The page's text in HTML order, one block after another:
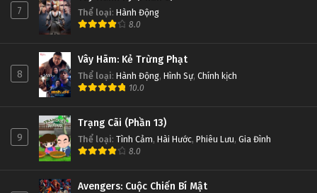
7 Thể loại: Hành Động
8.0
8
Vây Hãm: Kẻ Trừng Phạt
Thể loại: Hành Động, Hình Sự, Chính kịch
10.0
9
Trạng Cãi (Phần 13)
Thể loại: Tình Cảm, Hài Hước, Phiêu Lưu, Gia Đình
8.0
Avengers: Cuộc Chiến Bí Mật